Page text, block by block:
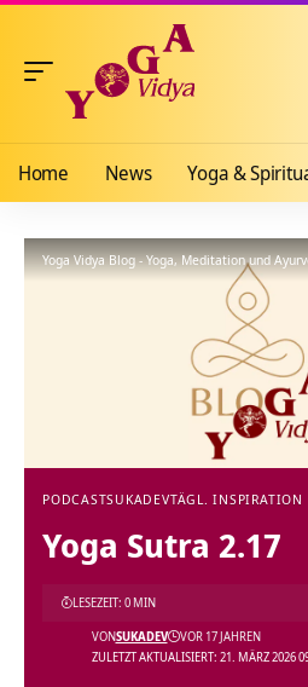
Home News Yoga &
Yoga Vidya Blog - Yoga, Meditation und
PODCASTSUKADEVTÄGL. INSPIRATION
Yoga Sutra 2.17
ZULETZT AKTUALISIERT: 21. MÄRZ 2026
VONSUKADEV VOR 17 JAHREN
LESEZEIT: 0 MIN